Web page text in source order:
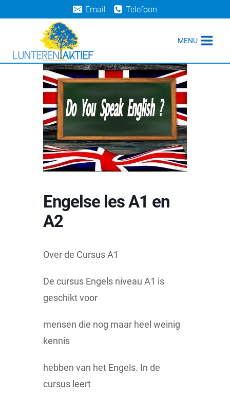
naar
Email Telefoon
MENU
Engelse les A1 en
A2
Over de Cursus A1
De cursus Engels niveau A1 is
geschikt voor
mensen die nog maar heel weinig
kennis
hebben van het Engels. In de
cursus leert